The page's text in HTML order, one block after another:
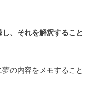
、それを解釈すること
の内容をメモすること